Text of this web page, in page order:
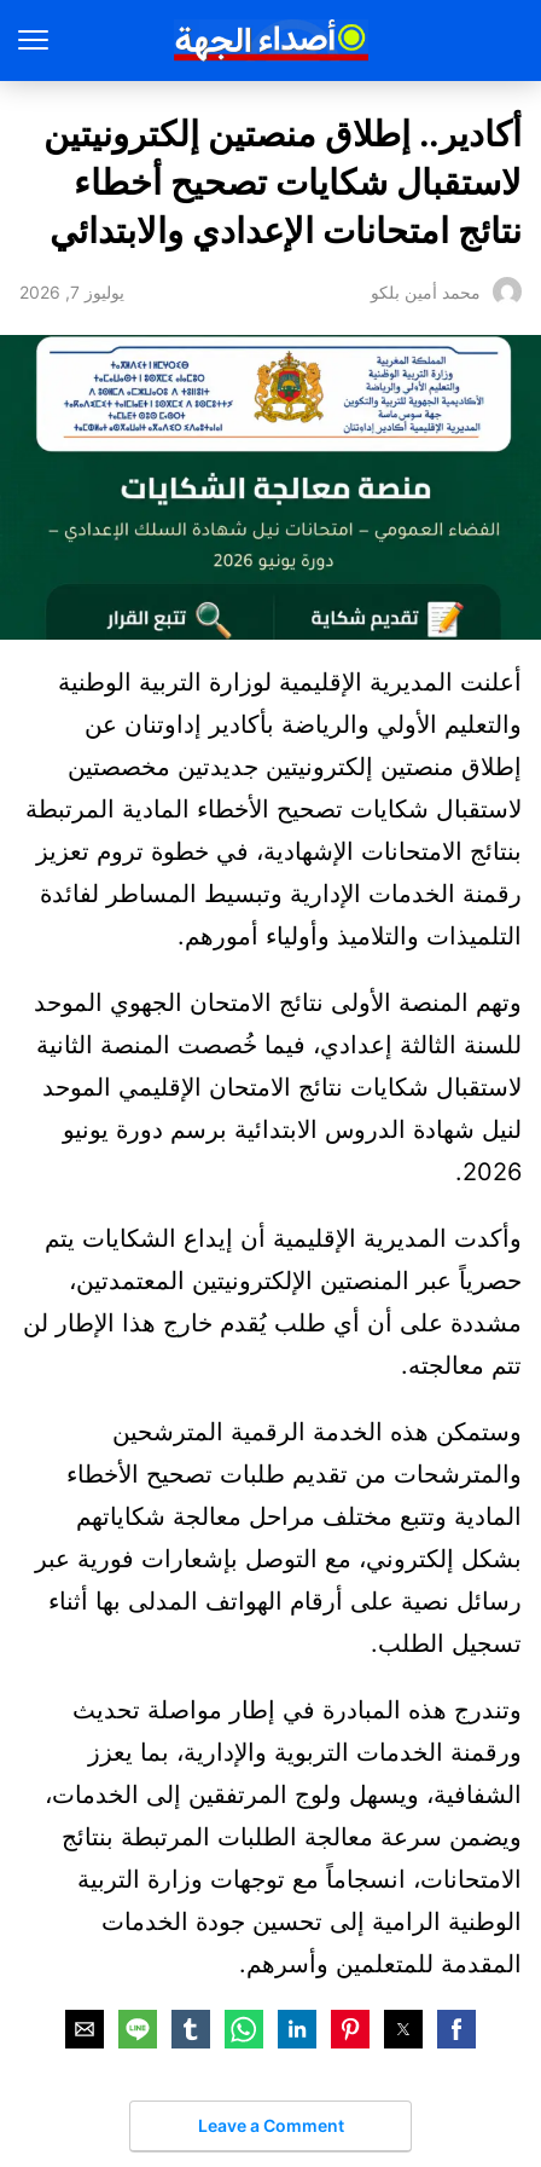
أكادير.. إطلاق منصتين إلكترونيتين
لاستقبال شكايات تصحيح أخطاء
نتائج امتحانات الإعدادي والابتدائي
محمد أمين بلكو يوليوز 7, 2026
أعلنت المديرية الإقليمية لوزارة التربية الوطنية
والتعليم الأولي والرياضة بأكادير إداوتنان عن
إطلاق منصتين إلكترونيتين جديدتين مخصصتين
لاستقبال شكايات تصحيح الأخطاء المادية المرتبطة
بنتائج الامتحانات الإشهادية، في خطوة تروم تعزيز
رقمنة الخدمات الإدارية وتبسيط المساطر لفائدة
التلميذات والتلاميذ وأولياء أمورهم.
وتهم المنصة الأولى نتائج الامتحان الجهوي الموحد
للسنة الثالثة إعدادي، فيما خُصصت المنصة الثانية
لاستقبال شكايات نتائج الامتحان الإقليمي الموحد
لنيل شهادة الدروس الابتدائية برسم دورة يونيو
2026.
وأكدت المديرية الإقليمية أن إيداع الشكايات يتم
حصرياً عبر المنصتين الإلكترونيتين المعتمدتين،
مشددة على أن أي طلب يُقدم خارج هذا الإطار لن
تتم معالجته.
وستمكن هذه الخدمة الرقمية المترشحين
والمترشحات من تقديم طلبات تصحيح الأخطاء
المادية وتتبع مختلف مراحل معالجة شكاياتهم
بشكل إلكتروني، مع التوصل بإشعارات فورية عبر
رسائل نصية على أرقام الهواتف المدلى بها أثناء
تسجيل الطلب.
وتندرج هذه المبادرة في إطار مواصلة تحديث
ورقمنة الخدمات التربوية والإدارية، بما يعزز
الشفافية، ويسهل ولوج المرتفقين إلى الخدمات،
ويضمن سرعة معالجة الطلبات المرتبطة بنتائج
الامتحانات، انسجاماً مع توجهات وزارة التربية
الوطنية الرامية إلى تحسين جودة الخدمات
المقدمة للمتعلمين وأسرهم.
Leave a Comment